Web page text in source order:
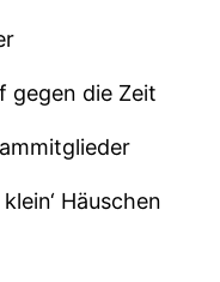
gegen die Zeit
Häuschen